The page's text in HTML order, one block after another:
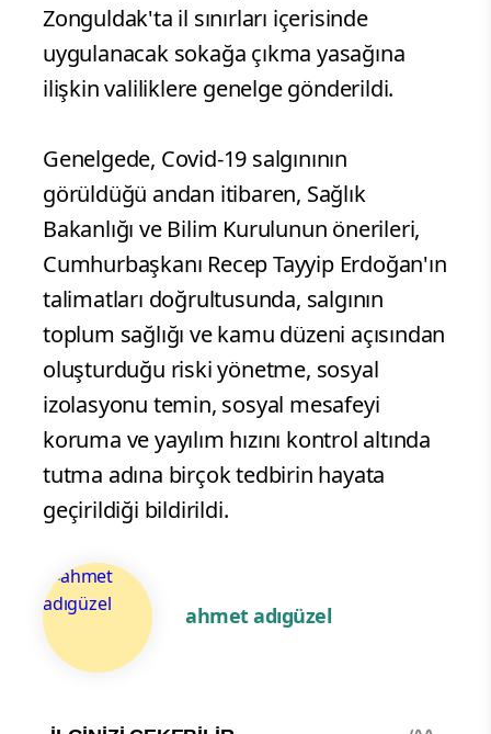
Zonguldak'ta il sınırları içerisinde
uygulanacak sokağa çıkma yasağına
ilişkin valiliklere genelge gönderildi.
Genelgede, Covid-19 salgınının
görüldüğü andan itibaren, Sağlık
Bakanlığı ve Bilim Kurulunun önerileri,
Cumhurbaşkanı Recep Tayyip Erdoğan'ın
talimatları doğrultusunda, salgının
toplum sağlığı ve kamu düzeni açısından
oluşturduğu riski yönetme, sosyal
izolasyonu temin, sosyal mesafeyi
koruma ve yayılım hızını kontrol altında
tutma adına birçok tedbirin hayata
geçirildiği bildirildi.
ahmet adıgüzel